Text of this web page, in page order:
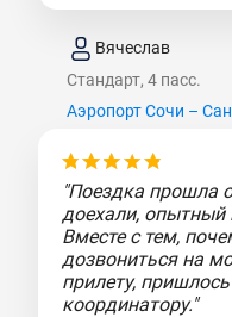
Вячеслав
Стандарт, 4 пасс.
Аэропорт Сочи –
"Поездка прошла
доехали, опытный
Вместе с тем,
дозвониться на
прилету,
координатору."